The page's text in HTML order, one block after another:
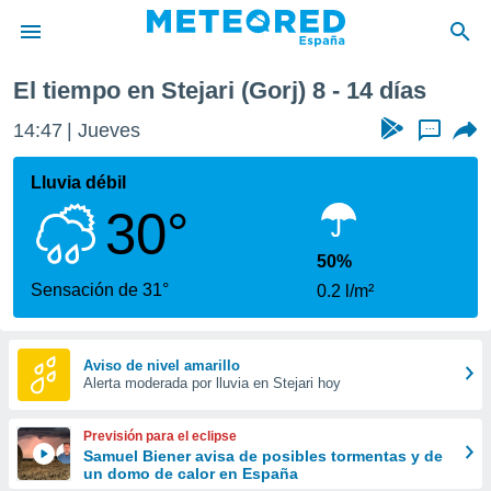
de
por
se
calidad.
a este
las
y
forma
digital
basada
El tiempo en Stejari (Gorj) 8 - 14 días
14:47 Jueves ...
Lluvia débil
30°
Sensación de 31°
50%
0.2 l/m²
Aviso de nivel amarillo
Alerta moderada por lluvia en Stejari hoy
Previsión para el eclipse
Samuel Biener avisa de posibles tormentas y de
un domo de calor en España